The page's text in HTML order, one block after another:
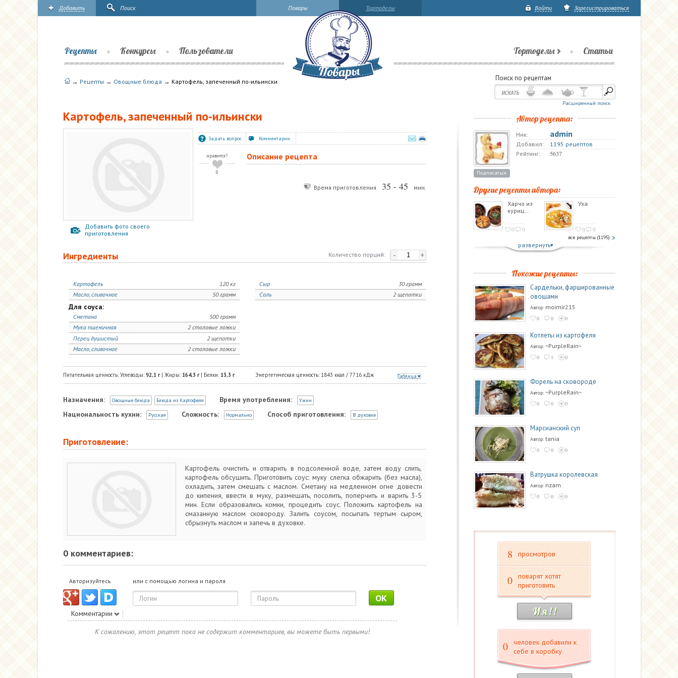
Тортоделы
Повары Войти Зарегистрироваться
Добавить Поиск
Тортоделы Статьи
Рецепты Конкурсы Пользователи
→ Рецепты → Овощные блюда → Картофель, запеченный по-ильински Поиск по рецептам
Расширенный поиск
Картофель, запеченный по-ильински
Добавить фото своего
приготовления
Задать вопрос Комментарии
нравится?
0
Описание рецепта
Время приготовления 35 - 45 мин.
- +
Количество порций:
Ингредиенты
120 кг
Картофель
50 грамм
Масло, сливочное
30 грамм
Сыр
2 щепотки
Соль
Для соуса:
500 грамм
Сметана
2 столовые ложки
Мука пшеничная
2 щепотки
Перец душистый
2 столовые ложки
Масло, сливочное
Таблица
Энергетическая ценность: 1843 ккал / 7716кДж
Питательная ценность: Углеводы: 92,1 г| Жиры: 164,3 г| Белки: 13,3 г
Назначения: Овощные блюда Блюда из Картофеля Время употребления: Ужин
Национальность кухни: Русская Сложность: Нормально Способ приготовления: В духовке
Приготовление:
Картофель очистить и отварить в подсоленной воде, затем воду слить,
картофель обсушить. Приготовить соус: муку слегка обжарить (без масла),
охладить, затем смешать с маслом. Сметану на медленном огне довести
до кипения, ввести в муку, размешать, посолить, поперчить и варить 3-5
мин. Если образовались комки, процедить соус. Положить картофель на
смазанную маслом сковороду. Залить соусом, посыпать тертым сыром,
сбрызнуть маслом и запечь в духовке.
0 комментариев:
Авторизуйтесь или с помощью логина и пароля
OK
Комментарии
К сожалению, этот рецепт пока не содержит комментариев, вы можете быть первыми!
Автор рецепта:
Подписаться
Ник: admin
Добавил:
1195 рецептов
Рейтинг:
5637
Другие рецепты автора:
Харчо из
куриц…
0 0
Уха
0 0
все рецепты (1195)
развернуть
Похожие рецепты:
Сардельки, фаршированные
овощами
Автор: moimir215
0 0 0
Котлеты из картофеля
Автор: ~PurpleRain~
0 1 0
Форель на сковороде
Автор: ~PurpleRain~
0 0 0
Марсианский суп
Автор: tania
0 0 0
Ватрушка королевская
Автор: nzam
0 0 0
8 просмотров
0
поварят хотят
приготовить
И я ! !
0
человек добавили к
себе в коробку